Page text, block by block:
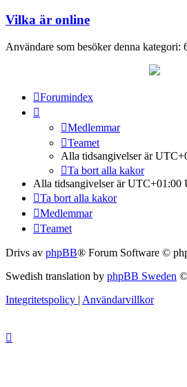
Vilka är online
Användare som besöker denna kategori:
Forumindex
Medlemmar
Teamet
Alla tidsangivelser är
Ta bort alla kakor
Alla tidsangivelser är UTC+01:00
Ta bort alla kakor
Medlemmar
Teamet
Drivs av phpBB® Forum Software ©
Swedish translation by phpBB Sweden
Integritetspolicy | Användarvillkor